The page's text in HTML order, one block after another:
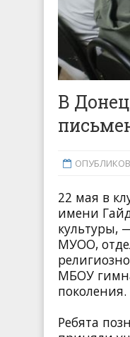
В
22 мая в
имени
культуры,
МУОО,
МБОУ
поколения.
Ребята